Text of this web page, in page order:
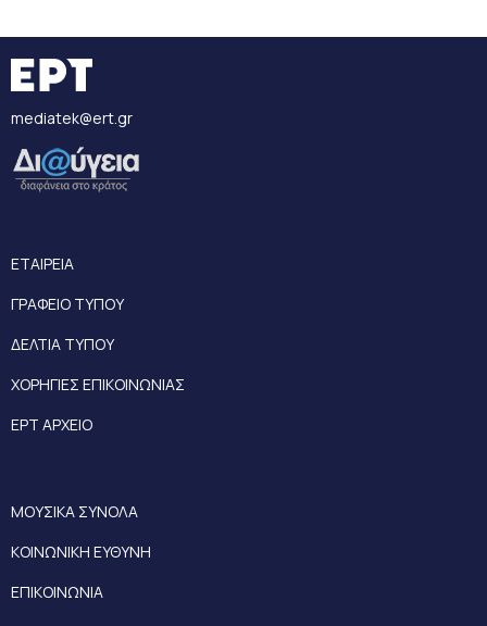
mediatek@ert.gr
ΕΤΑΙΡΕΙΑ
ΓΡΑΦΕΙΟ ΤΥΠΟΥ
ΔΕΛΤΙΑ ΤΥΠΟΥ
ΧΟΡΗΓΙΕΣ ΕΠΙΚΟΙΝΩΝΙΑΣ
ΕΡΤ ΑΡΧΕΙΟ
ΜΟΥΣΙΚΑ ΣΥΝΟΛΑ
ΚΟΙΝΩΝΙΚΗ ΕΥΘΥΝΗ
ΕΠΙΚΟΙΝΩΝΙΑ